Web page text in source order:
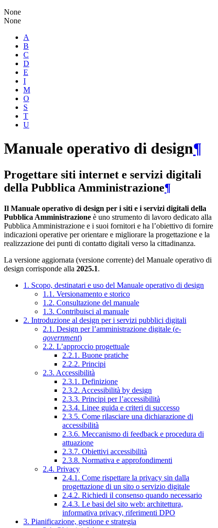
None
None
A
B
C
D
E
I
M
O
S
T
U
Manuale operativo di design¶
Progettare siti internet e servizi digitali
della Pubblica Amministrazione¶
Il Manuale operativo di design per i siti e i servizi digitali della
Pubblica Amministrazione è uno strumento di lavoro dedicato alla
Pubblica Amministrazione e i suoi fornitori e ha l’obiettivo di fornire
indicazioni operative per orientare e migliorare la progettazione e la
realizzazione dei punti di contatto digitali verso la cittadinanza.
La versione aggiornata (versione corrente) del Manuale operativo di
design corrisponde alla 2025.1.
1. Scopo, destinatari e uso del Manuale operativo di design
1.1. Versionamento e storico
1.2. Consultazione del manuale
1.3. Contribuisci al manuale
2. Introduzione al design per i servizi pubblici digitali
2.1. Design per l’amministrazione digitale (e-
government)
2.2. L’approccio progettuale
2.2.1. Buone pratiche
2.2.2. Principi
2.3. Accessibilità
2.3.1. Definizione
2.3.2. Accessibilità by design
2.3.3. Principi per l’accessibilità
2.3.4. Linee guida e criteri di successo
2.3.5. Come rilasciare una dichiarazione di
accessibilità
2.3.6. Meccanismo di feedback e procedura di
attuazione
2.3.7. Obiettivi accessibilità
2.3.8. Normativa e approfondimenti
2.4. Privacy
2.4.1. Come rispettare la privacy sin dalla
progettazione di un sito o servizio digitale
2.4.2. Richiedi il consenso quando necessario
2.4.3. Le basi del sito web: architettura,
informativa privacy, riferimenti DPO
3. Pianificazione, gestione e strategia